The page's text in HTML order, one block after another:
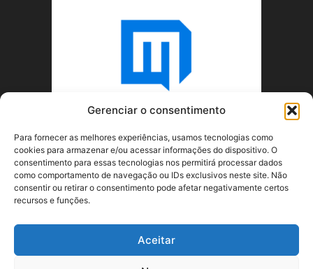
Gerenciar o consentimento
Para fornecer as melhores experiências, usamos tecnologias como
cookies para armazenar e/ou acessar informações do dispositivo. O
consentimento para essas tecnologias nos permitirá processar dados
como comportamento de navegação ou IDs exclusivos neste site. Não
consentir ou retirar o consentimento pode afetar negativamente certos
recursos e funções.
Aceitar
SIGA-NOS